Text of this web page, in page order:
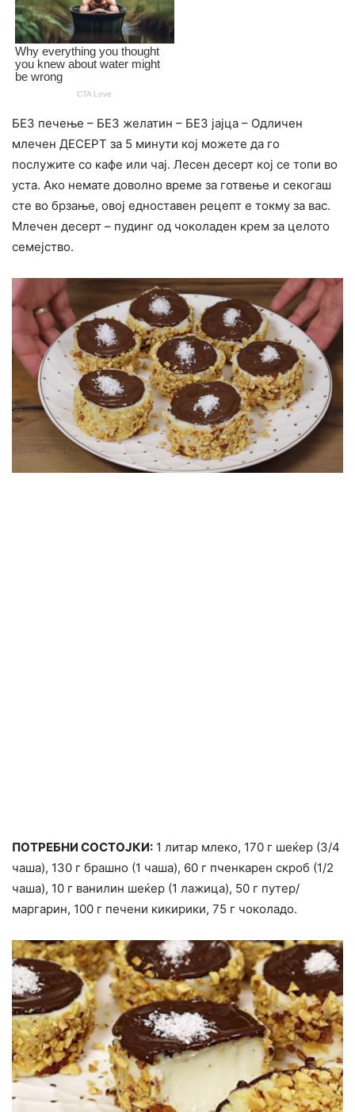
БЕЗ печење – БЕЗ желатин – БЕЗ јајца – Одличен
млечен ДЕСЕРТ за 5 минути кој можете да го
послужите со кафе или чај. Лесен десерт кој се топи во
уста. Ако немате доволно време за готвење и секогаш
сте во брзање, овој едноставен рецепт е токму за вас.
Млечен десерт – пудинг од чоколаден крем за целото
семејство.
ПОТРЕБНИ СОСТОЈКИ: 1 литар млеко, 170 г шеќер (3/4
чаша), 130 г брашно (1 чаша), 60 г пченкарен скроб (1/2
чаша), 10 г ванилин шеќер (1 лажица), 50 г путер/
маргарин, 100 г печени кикирики, 75 г чоколадо.